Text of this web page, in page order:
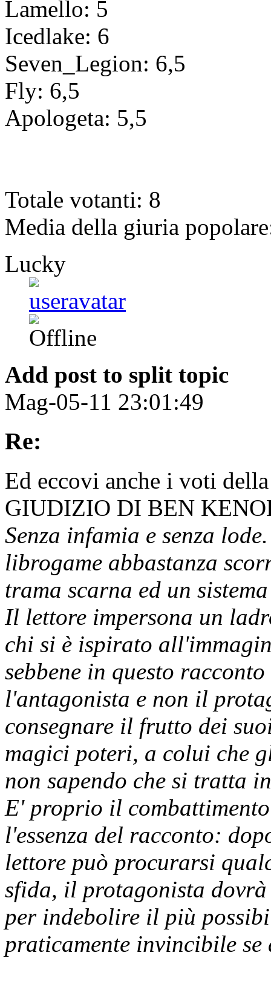
Lamello: 5
Icedlake: 6
Seven_Legion: 6,5
Fly: 6,5
Apologeta: 5,5
Totale votanti: 8
Media della giuria
Lucky
Add post to split topic
Mag-05-11 23:01:49
Re:
Ed eccovi anche i voti
GIUDIZIO DI BEN
Senza infamia e senza
librogame abbastanza
trama scarna ed un
Il lettore impersona un
chi si è ispirato
sebbene in questo
l'antagonista e non il
consegnare il frutto dei
magici poteri, a colui che
non sapendo che si tratta
E' proprio il
l'essenza del racconto:
lettore può procurarsi
sfida, il protagonista dovrà
per indebolire il più
praticamente invincibile